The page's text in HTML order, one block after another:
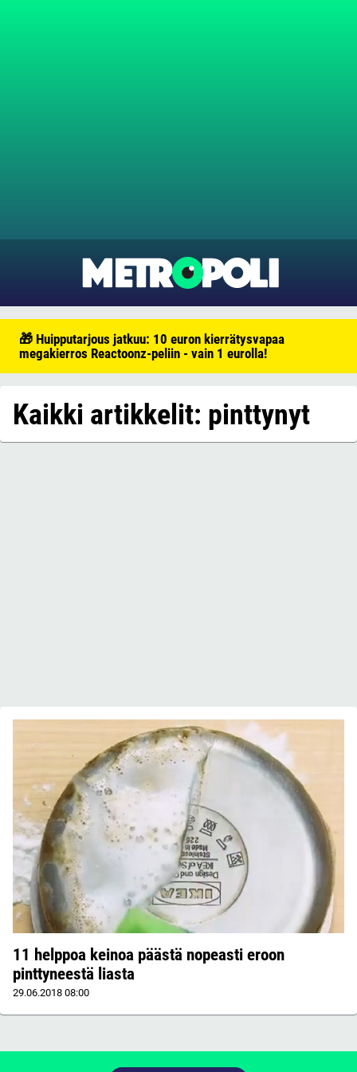
🎁 Huipputarjous jatkuu: 10 euron kierrätysvapaa
megakierros Reactoonz-peliin - vain 1 eurolla!
Kaikki artikkelit: pinttynyt
11 helppoa keinoa päästä nopeasti eroon
pinttyneestä liasta
29.06.2018 08:00